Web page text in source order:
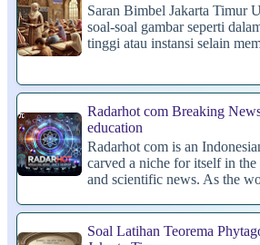
Saran Bimbel Jakarta Timur
soal-soal gambar seperti
tinggi atau instansi selain
Radarhot com Breaking
education
Radarhot com is an
carved a niche for itself in
and scientific news. As the
Soal Latihan Teorema